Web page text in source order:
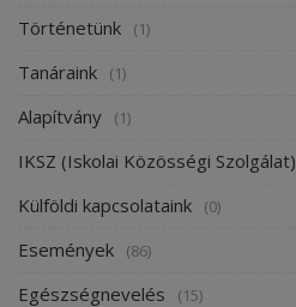
Történetünk (1)
Tanáraink (1)
Alapítvány (1)
IKSZ (Iskolai Közösségi Szolgálat)
Külföldi kapcsolataink (0)
Események (86)
Egészségnevelés (15)